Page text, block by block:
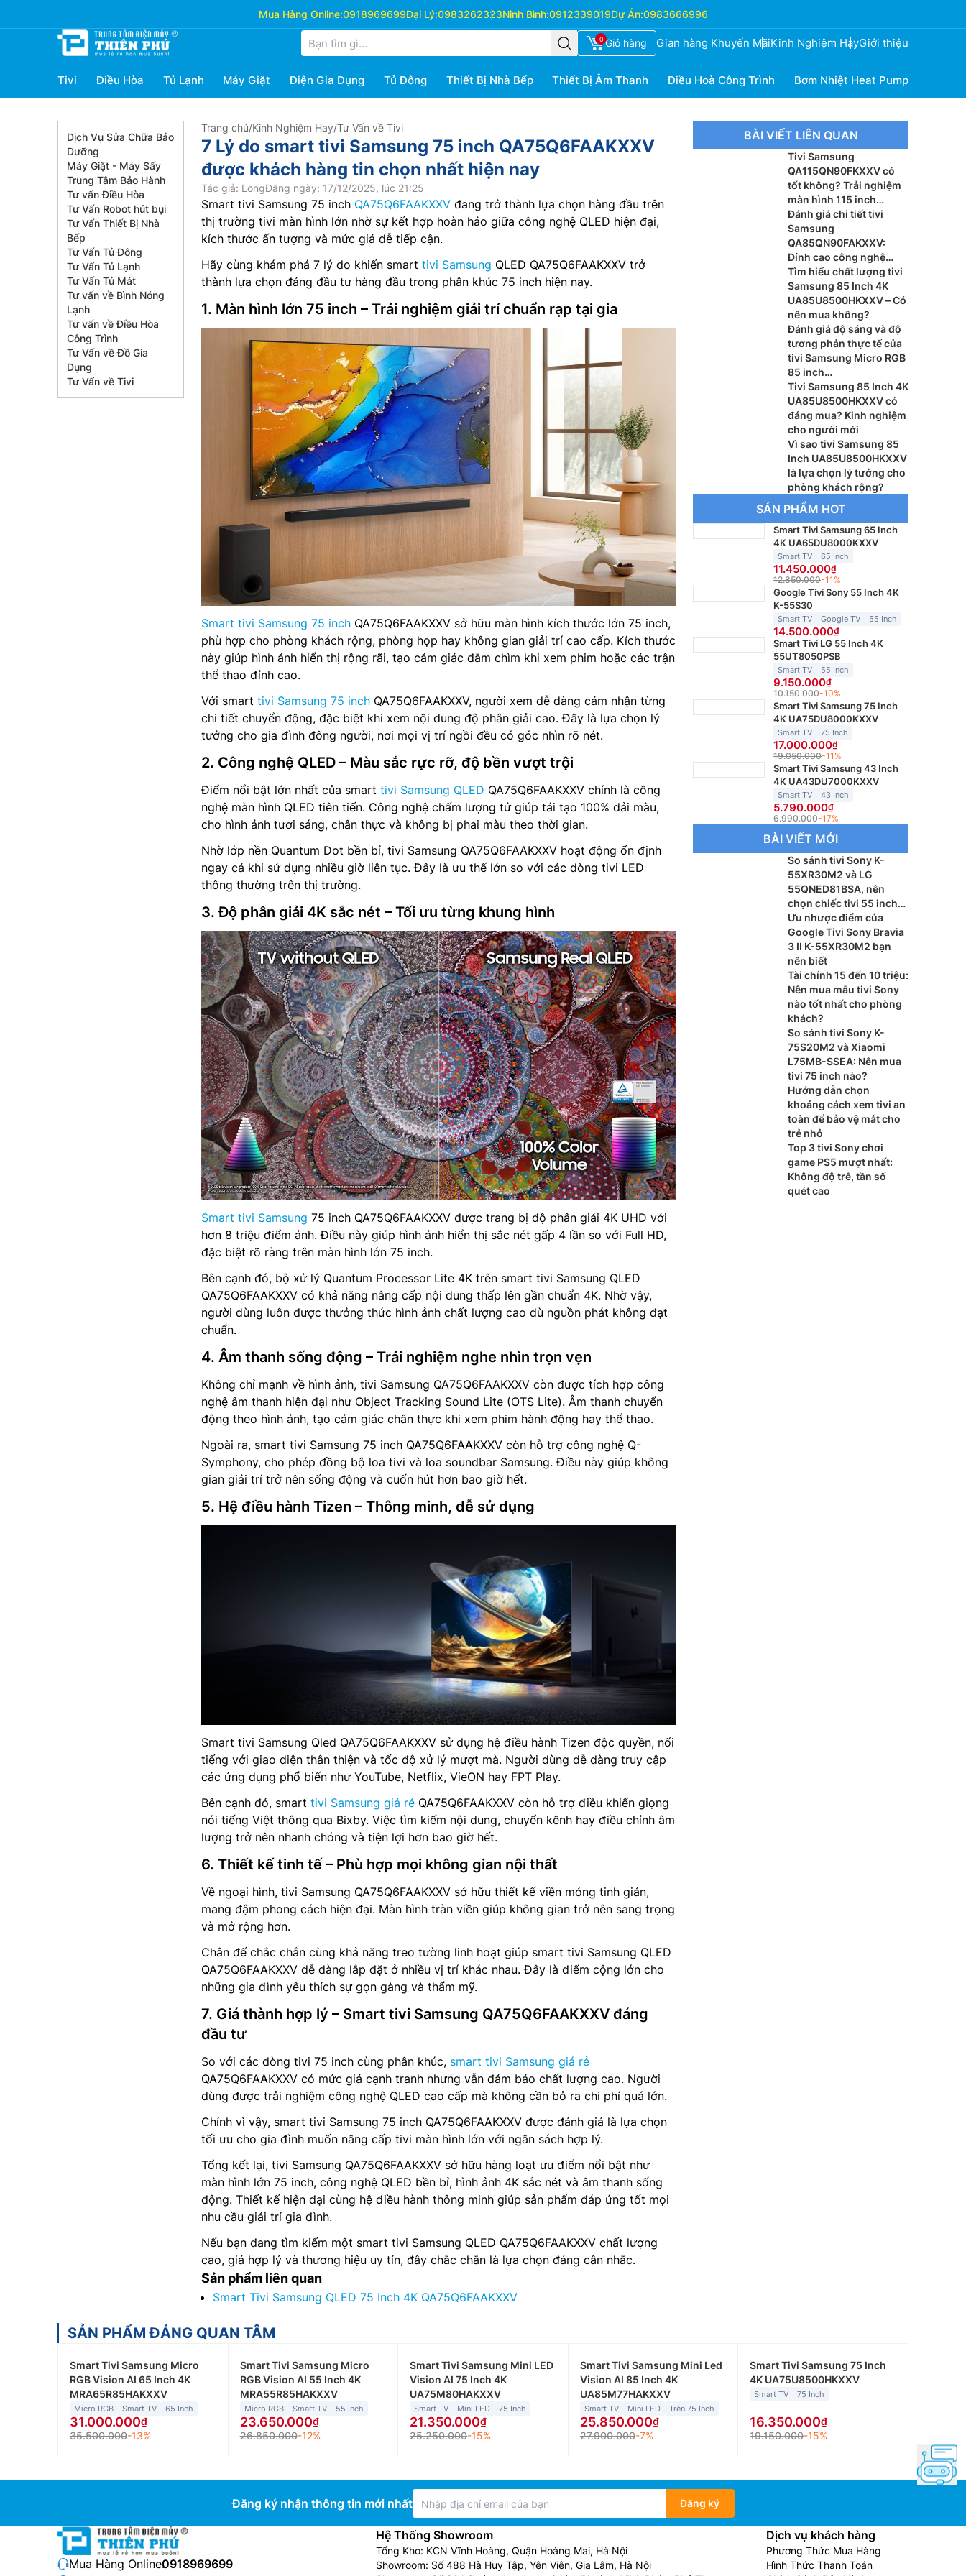
Mua Hàng Online:0918969699Đại Lý:0983262323Ninh Bình:0912339019Dự Án:0983666996
0 Giỏ hàng Gian hàng Khuyến MãiKinh Nghiệm HayGiới thiệu
Tivi Điều Hòa Tủ Lạnh Máy Giặt Điện Gia Dụng Tủ Đông Thiết Bị Nhà Bếp Thiết Bị Âm Thanh Điều Hoà Công Trình Bơm Nhiệt Heat Pump
Dịch Vụ Sửa Chữa Bảo
Dưỡng
Máy Giặt - Máy Sấy
Trung Tâm Bảo Hành
Tư vấn Điều Hòa
Tư Vấn Robot hút bụi
Tư Vấn Thiết Bị Nhà
Bếp
Tư Vấn Tủ Đông
Tư Vấn Tủ Lạnh
Tư Vấn Tủ Mát
Tư vấn về Bình Nóng
Lạnh
Tư vấn về Điều Hòa
Công Trình
Tư Vấn về Đồ Gia
Dụng
Tư Vấn về Tivi
Trang chủ/Kinh Nghiệm Hay/Tư Vấn về Tivi
7 Lý do smart tivi Samsung 75 inch QA75Q6FAAKXXV
được khách hàng tin chọn nhất hiện nay
Tác giả: LongĐăng ngày: 17/12/2025, lúc 21:25
Smart tivi Samsung 75 inch QA75Q6FAAKXXV đang trở thành lựa chọn hàng đầu trên
thị trường tivi màn hình lớn nhờ sự kết hợp hoàn hảo giữa công nghệ QLED hiện đại,
kích thước ấn tượng và mức giá dễ tiếp cận.
Hãy cùng khám phá 7 lý do khiến smart tivi Samsung QLED QA75Q6FAAKXXV trở
thành lựa chọn đáng đầu tư hàng đầu trong phân khúc 75 inch hiện nay.
1. Màn hình lớn 75 inch – Trải nghiệm giải trí chuẩn rạp tại gia
Smart tivi Samsung 75 inch QA75Q6FAAKXXV sở hữu màn hình kích thước lớn 75 inch,
phù hợp cho phòng khách rộng, phòng họp hay không gian giải trí cao cấp. Kích thước
này giúp hình ảnh hiển thị rộng rãi, tạo cảm giác đắm chìm khi xem phim hoặc các trận
thể thao đỉnh cao.
Với smart tivi Samsung 75 inch QA75Q6FAAKXXV, người xem dễ dàng cảm nhận từng
chi tiết chuyển động, đặc biệt khi xem nội dung độ phân giải cao. Đây là lựa chọn lý
tưởng cho gia đình đông người, nơi mọi vị trí ngồi đều có góc nhìn rõ nét.
2. Công nghệ QLED – Màu sắc rực rỡ, độ bền vượt trội
Điểm nổi bật lớn nhất của smart tivi Samsung QLED QA75Q6FAAKXXV chính là công
nghệ màn hình QLED tiên tiến. Công nghệ chấm lượng tử giúp tái tạo 100% dải màu,
cho hình ảnh tươi sáng, chân thực và không bị phai màu theo thời gian.
Nhờ lớp nền Quantum Dot bền bỉ, tivi Samsung QA75Q6FAAKXXV hoạt động ổn định
ngay cả khi sử dụng nhiều giờ liên tục. Đây là ưu thế lớn so với các dòng tivi LED
thông thường trên thị trường.
3. Độ phân giải 4K sắc nét – Tối ưu từng khung hình
Smart tivi Samsung 75 inch QA75Q6FAAKXXV được trang bị độ phân giải 4K UHD với
hơn 8 triệu điểm ảnh. Điều này giúp hình ảnh hiển thị sắc nét gấp 4 lần so với Full HD,
đặc biệt rõ ràng trên màn hình lớn 75 inch.
Bên cạnh đó, bộ xử lý Quantum Processor Lite 4K trên smart tivi Samsung QLED
QA75Q6FAAKXXV có khả năng nâng cấp nội dung thấp lên gần chuẩn 4K. Nhờ vậy,
người dùng luôn được thưởng thức hình ảnh chất lượng cao dù nguồn phát không đạt
chuẩn.
4. Âm thanh sống động – Trải nghiệm nghe nhìn trọn vẹn
Không chỉ mạnh về hình ảnh, tivi Samsung QA75Q6FAAKXXV còn được tích hợp công
nghệ âm thanh hiện đại như Object Tracking Sound Lite (OTS Lite). Âm thanh chuyển
động theo hình ảnh, tạo cảm giác chân thực khi xem phim hành động hay thể thao.
Ngoài ra, smart tivi Samsung 75 inch QA75Q6FAAKXXV còn hỗ trợ công nghệ Q-
Symphony, cho phép đồng bộ loa tivi và loa soundbar Samsung. Điều này giúp không
gian giải trí trở nên sống động và cuốn hút hơn bao giờ hết.
5. Hệ điều hành Tizen – Thông minh, dễ sử dụng
Smart tivi Samsung Qled QA75Q6FAAKXXV sử dụng hệ điều hành Tizen độc quyền, nổi
tiếng với giao diện thân thiện và tốc độ xử lý mượt mà. Người dùng dễ dàng truy cập
các ứng dụng phổ biến như YouTube, Netflix, VieON hay FPT Play.
Bên cạnh đó, smart tivi Samsung giá rẻ QA75Q6FAAKXXV còn hỗ trợ điều khiển giọng
nói tiếng Việt thông qua Bixby. Việc tìm kiếm nội dung, chuyển kênh hay điều chỉnh âm
lượng trở nên nhanh chóng và tiện lợi hơn bao giờ hết.
6. Thiết kế tinh tế – Phù hợp mọi không gian nội thất
Về ngoại hình, tivi Samsung QA75Q6FAAKXXV sở hữu thiết kế viền mỏng tinh giản,
mang đậm phong cách hiện đại. Màn hình tràn viền giúp không gian trở nên sang trọng
và mở rộng hơn.
Chân đế chắc chắn cùng khả năng treo tường linh hoạt giúp smart tivi Samsung QLED
QA75Q6FAAKXXV dễ dàng lắp đặt ở nhiều vị trí khác nhau. Đây là điểm cộng lớn cho
những gia đình yêu thích sự gọn gàng và thẩm mỹ.
7. Giá thành hợp lý – Smart tivi Samsung QA75Q6FAAKXXV đáng
đầu tư
So với các dòng tivi 75 inch cùng phân khúc, smart tivi Samsung giá rẻ
QA75Q6FAAKXXV có mức giá cạnh tranh nhưng vẫn đảm bảo chất lượng cao. Người
dùng được trải nghiệm công nghệ QLED cao cấp mà không cần bỏ ra chi phí quá lớn.
Chính vì vậy, smart tivi Samsung 75 inch QA75Q6FAAKXXV được đánh giá là lựa chọn
tối ưu cho gia đình muốn nâng cấp tivi màn hình lớn với ngân sách hợp lý.
Tổng kết lại, tivi Samsung QA75Q6FAAKXXV sở hữu hàng loạt ưu điểm nổi bật như
màn hình lớn 75 inch, công nghệ QLED bền bỉ, hình ảnh 4K sắc nét và âm thanh sống
động. Thiết kế hiện đại cùng hệ điều hành thông minh giúp sản phẩm đáp ứng tốt mọi
nhu cầu giải trí gia đình.
Nếu bạn đang tìm kiếm một smart tivi Samsung QLED QA75Q6FAAKXXV chất lượng
cao, giá hợp lý và thương hiệu uy tín, đây chắc chắn là lựa chọn đáng cân nhắc.
Sản phẩm liên quan
Smart Tivi Samsung QLED 75 Inch 4K QA75Q6FAAKXXV
BÀI VIẾT LIÊN QUAN
Tivi Samsung
QA115QN90FKXXV có
tốt không? Trải nghiệm
màn hình 115 inch
khổng lồ
Đánh giá chi tiết tivi
Samsung
QA85QN90FAKXXV:
Đỉnh cao công nghệ
Vision AI thế hệ mới
Tìm hiểu chất lượng tivi
Samsung 85 Inch 4K
UA85U8500HKXXV – Có
nên mua không?
Đánh giá độ sáng và độ
tương phản thực tế của
tivi Samsung Micro RGB
85 inch
MRA85R95HXKXXV
Tivi Samsung 85 Inch 4K
UA85U8500HKXXV có
đáng mua? Kinh nghiệm
cho người mới
Vì sao tivi Samsung 85
Inch UA85U8500HKXXV
là lựa chọn lý tưởng cho
phòng khách rộng?
SẢN PHẨM HOT
Smart Tivi Samsung 65 Inch
4K UA65DU8000KXXV
Smart TV 65 Inch
11.450.000
12.850.000-11%
Google Tivi Sony 55 Inch 4K
K-55S30
Smart TV Google TV 55 Inch
14.500.000
Smart Tivi LG 55 Inch 4K
55UT8050PSB
Smart TV 55 Inch
9.150.000
10.150.000-10%
Smart Tivi Samsung 75 Inch
4K UA75DU8000KXXV
Smart TV 75 Inch
17.000.000
19.050.000-11%
Smart Tivi Samsung 43 Inch
4K UA43DU7000KXXV
Smart TV 43 Inch
5.790.000
6.990.000-17%
BÀI VIẾT MỚI
So sánh tivi Sony K-
55XR30M2 và LG
55QNED81BSA, nên
chọn chiếc tivi 55 inch
nào?
Ưu nhược điểm của
Google Tivi Sony Bravia
3 II K-55XR30M2 bạn
nên biết
Tài chính 15 đến 10 triệu:
Nên mua mẫu tivi Sony
nào tốt nhất cho phòng
khách?
So sánh tivi Sony K-
75S20M2 và Xiaomi
L75MB-SSEA: Nên mua
tivi 75 inch nào?
Hướng dẫn chọn
khoảng cách xem tivi an
toàn để bảo vệ mắt cho
trẻ nhỏ
Top 3 tivi Sony chơi
game PS5 mượt nhất:
Không độ trễ, tần số
quét cao
SẢN PHẨM ĐÁNG QUAN TÂM
Smart Tivi Samsung Micro
RGB Vision AI 65 Inch 4K
MRA65R85HAKXXV
Micro RGB Smart TV 65 Inch
31.000.000
35.500.000-13%
Smart Tivi Samsung Micro
RGB Vision AI 55 Inch 4K
MRA55R85HAKXXV
Micro RGB Smart TV 55 Inch
23.650.000
26.850.000-12%
Smart Tivi Samsung Mini LED
Vision AI 75 Inch 4K
UA75M80HAKXXV
Smart TV Mini LED 75 Inch
21.350.000
25.250.000-15%
Smart Tivi Samsung Mini Led
Vision AI 85 Inch 4K
UA85M77HAKXXV
Smart TV Mini LED Trên 75 Inch
25.850.000
27.900.000-7%
Smart Tivi Samsung 75 Inch
4K UA75U8500HKXXV
Smart TV 75 Inch
16.350.000
19.150.000-15%
Đăng ký nhận thông tin mới nhất Đăng ký
Mua Hàng Online:0918969699
Hệ Thống Showroom
Tổng Kho: KCN Vĩnh Hoàng, Quận Hoàng Mai, Hà Nội
Showroom: Số 488 Hà Huy Tập, Yên Viên, Gia Lâm, Hà Nội
Dịch vụ khách hàng
Phương Thức Mua Hàng
Hình Thức Thanh Toán